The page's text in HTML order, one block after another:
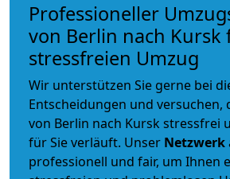
Professioneller
von Berlin nach Kursk
stressfreien Umzug
Wir unterstützen Sie gerne bei
Entscheidungen und versuchen,
von Berlin nach Kursk stressfrei
für Sie verläuft. Unser Netzwerk
professionell und fair, um Ihnen